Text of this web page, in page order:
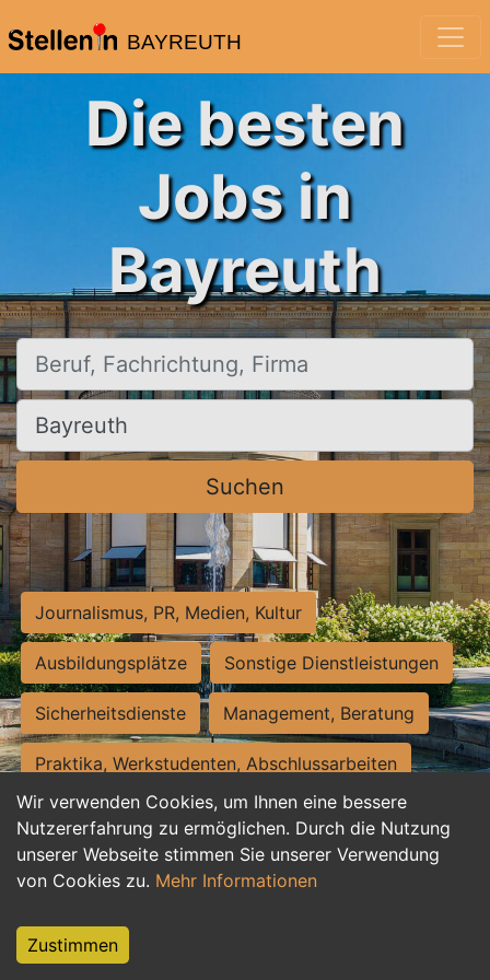
BAYREUTH
Wir verwenden Cookies, um Ihnen eine bessere
Nutzererfahrung zu ermöglichen. Durch die Nutzung
unserer Webseite stimmen Sie unserer Verwendung
von Cookies zu. Mehr Informationen
Zustimmen
Die besten
Jobs in
Bayreuth
Beruf, Fachrichtung, Firma
Ort, Stadt
Suchen
Journalismus, PR, Medien, Kultur
Ausbildungsplätze Sonstige Dienstleistungen
Sicherheitsdienste Management, Beratung
Praktika, Werkstudenten, Abschlussarbeiten
Personalwesen Assistenz, Sekretariat
Hilfskräfte, Aushilfs- und Nebenjobs
Weiterbildung, Studium, duale Ausbildung